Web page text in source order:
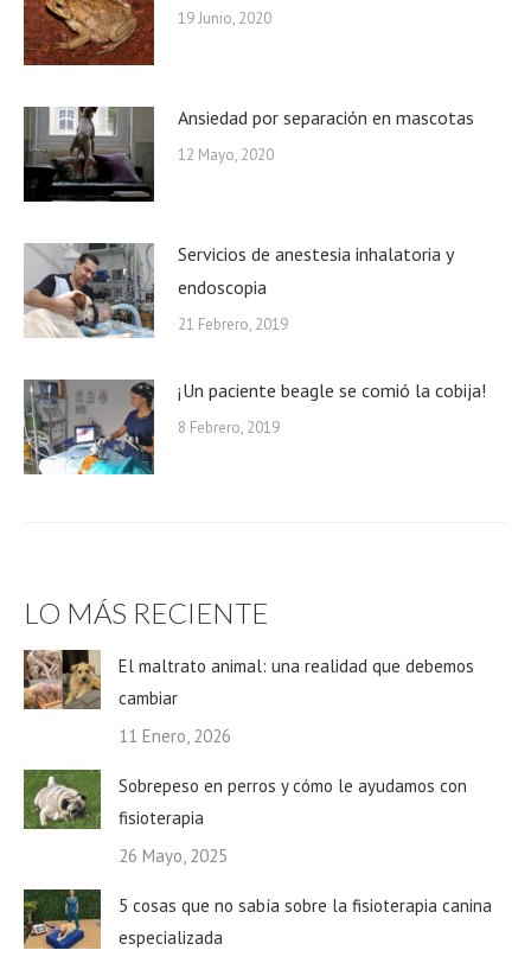
19 Junio, 2020
Ansiedad por separación en mascotas
12 Mayo, 2020
Servicios de anestesia inhalatoria y
endoscopia
21 Febrero, 2019
¡Un paciente beagle se comió la cobija!
8 Febrero, 2019
LO MÁS RECIENTE
El maltrato animal: una realidad que debemos
cambiar
11 Enero, 2026
Sobrepeso en perros y cómo le ayudamos con
fisioterapia
26 Mayo, 2025
5 cosas que no sabía sobre la fisioterapia canina
especializada